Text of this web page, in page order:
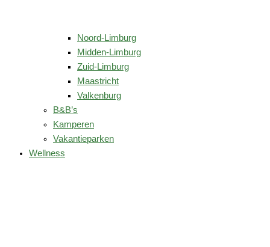
Noord-Limburg
Midden-Limburg
Zuid-Limburg
Maastricht
Valkenburg
B&B’s
Kamperen
Vakantieparken
Wellness